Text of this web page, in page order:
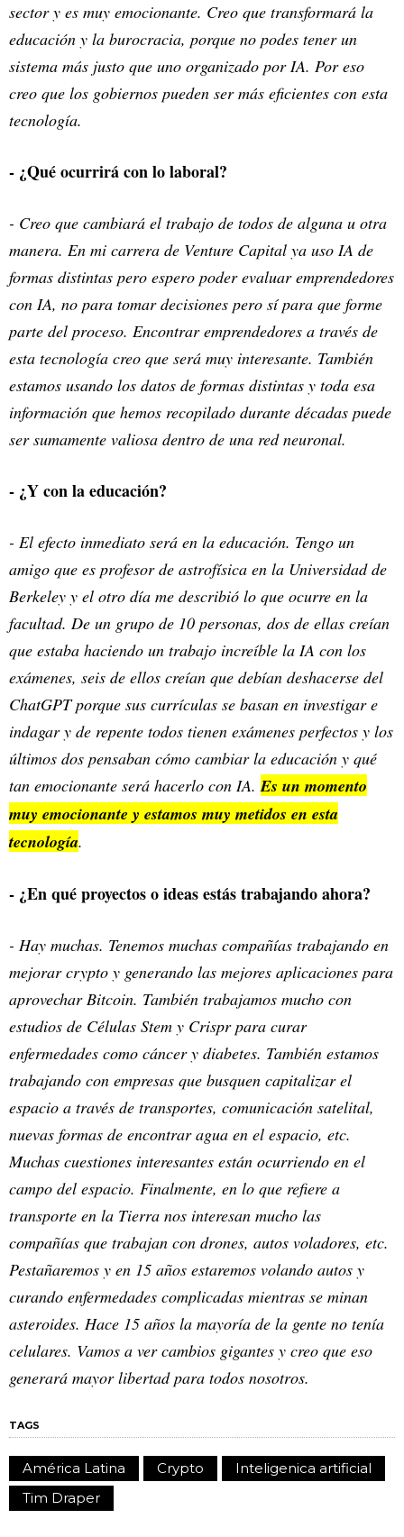
sector y es muy emocionante. Creo que transformará la
educación y la burocracia, porque no podes tener un
sistema más justo que uno organizado por IA. Por eso
creo que los gobiernos pueden ser más eficientes con esta
tecnología.
- ¿Qué ocurrirá con lo laboral?
- Creo que cambiará el trabajo de todos de alguna u otra
manera. En mi carrera de Venture Capital ya uso IA de
formas distintas pero espero poder evaluar emprendedores
con IA, no para tomar decisiones pero sí para que forme
parte del proceso. Encontrar emprendedores a través de
esta tecnología creo que será muy interesante. También
estamos usando los datos de formas distintas y toda esa
información que hemos recopilado durante décadas puede
ser sumamente valiosa dentro de una red neuronal.
- ¿Y con la educación?
- El efecto inmediato será en la educación. Tengo un
amigo que es profesor de astrofísica en la Universidad de
Berkeley y el otro día me describió lo que ocurre en la
facultad. De un grupo de 10 personas, dos de ellas creían
que estaba haciendo un trabajo increíble la IA con los
exámenes, seis de ellos creían que debían deshacerse del
ChatGPT porque sus currículas se basan en investigar e
indagar y de repente todos tienen exámenes perfectos y los
últimos dos pensaban cómo cambiar la educación y qué
tan emocionante será hacerlo con IA.Es un momento
muy emocionante y estamos muy metidos en esta
tecnología.
- ¿En qué proyectos o ideas estás trabajando ahora?
- Hay muchas. Tenemos muchas compañías trabajando en
mejorar crypto y generando las mejores aplicaciones para
aprovechar Bitcoin. También trabajamos mucho con
estudios de Células Stem y Crispr para curar
enfermedades como cáncer y diabetes. También estamos
trabajando con empresas que busquen capitalizar el
espacio a través de transportes, comunicación satelital,
nuevas formas de encontrar agua en el espacio, etc.
Muchas cuestiones interesantes están ocurriendo en el
campo del espacio. Finalmente, en lo que refiere a
transporte en la Tierra nos interesan mucho las
compañías que trabajan con drones, autos voladores, etc.
Pestañaremos y en 15 años estaremos volando autos y
curando enfermedades complicadas mientras se minan
asteroides. Hace 15 años la mayoría de la gente no tenía
celulares. Vamos a ver cambios gigantes y creo que eso
generará mayor libertad para todos nosotros.
TAGS
América Latina Crypto
Inteligenica artificial
Tim Draper